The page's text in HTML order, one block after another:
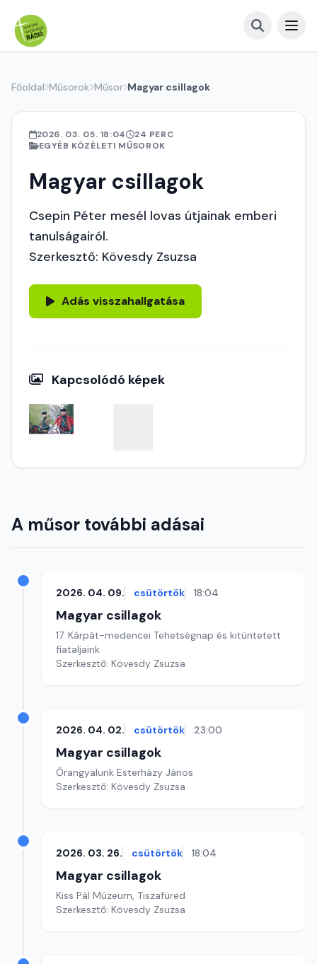
Főoldal Műsorok Műsor Magyar csillagok
2026. 03. 05. 18:04
24 PERC
EGYÉB KÖZÉLETI MŰSOROK
Magyar csillagok
Csepin Péter mesél lovas útjainak emberi
tanulságairól.
Szerkesztő: Kövesdy Zsuzsa
Adás visszahallgatása
Kapcsolódó képek
A műsor további adásai
2026. 04. 09. csütörtök 18:04
Magyar csillagok
17. Kárpát-medencei Tehetségnap és kitüntetett
fiataljaink
Szerkesztő: Kövesdy Zsuzsa
2026. 04. 02. csütörtök 23:00
Magyar csillagok
Őrangyalunk Esterházy János
Szerkesztő: Kövesdy Zsuzsa
2026. 03. 26. csütörtök 18:04
Magyar csillagok
Kiss Pál Múzeum, Tiszafüred
Szerkesztő: Kövesdy Zsuzsa